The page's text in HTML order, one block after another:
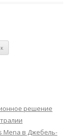
решение
Mena в Джебель-